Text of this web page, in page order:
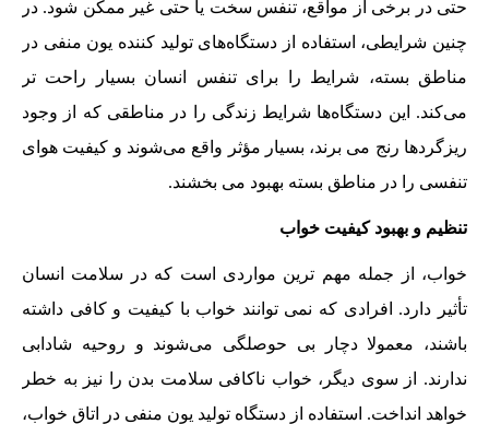
حتی در برخی از مواقع، تنفس سخت یا حتی غیر ممکن شود. در
چنین شرایطی، استفاده از دستگاه‌های تولید کننده یون منفی در
مناطق بسته، شرایط را برای تنفس انسان بسیار راحت تر
می‌کند. این دستگاه‌ها شرایط زندگی را در مناطقی که از وجود
ریزگردها رنج می برند، بسیار مؤثر واقع می‌شوند و کیفیت هوای
تنفسی را در مناطق بسته بهبود می بخشند.
تنظیم و بهبود کیفیت خواب
خواب، از جمله مهم ترین مواردی است که در سلامت انسان
تأثیر دارد. افرادی که نمی توانند خواب با کیفیت و کافی داشته
باشند، معمولا دچار بی حوصلگی می‌شوند و روحیه شادابی
ندارند. از سوی دیگر، خواب ناکافی سلامت بدن را نیز به خطر
خواهد انداخت. استفاده از دستگاه تولید یون منفی در اتاق خواب،